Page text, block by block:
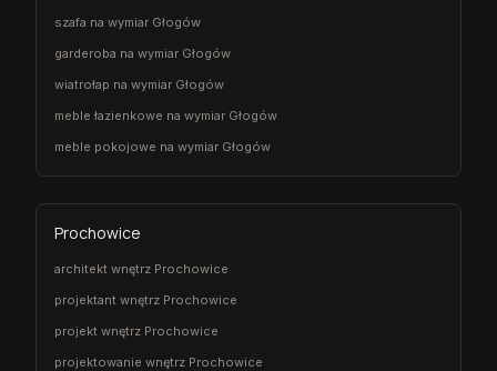
szafa na wymiar Głogów
garderoba na wymiar Głogów
wiatrołap na wymiar Głogów
meble łazienkowe na wymiar Głogów
meble pokojowe na wymiar Głogów
Prochowice
architekt wnętrz Prochowice
projektant wnętrz Prochowice
projekt wnętrz Prochowice
projektowanie wnętrz Prochowice